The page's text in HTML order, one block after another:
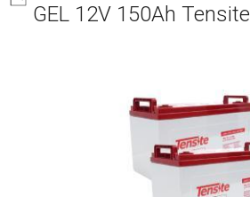
GEL 12V 150Ah Tensite